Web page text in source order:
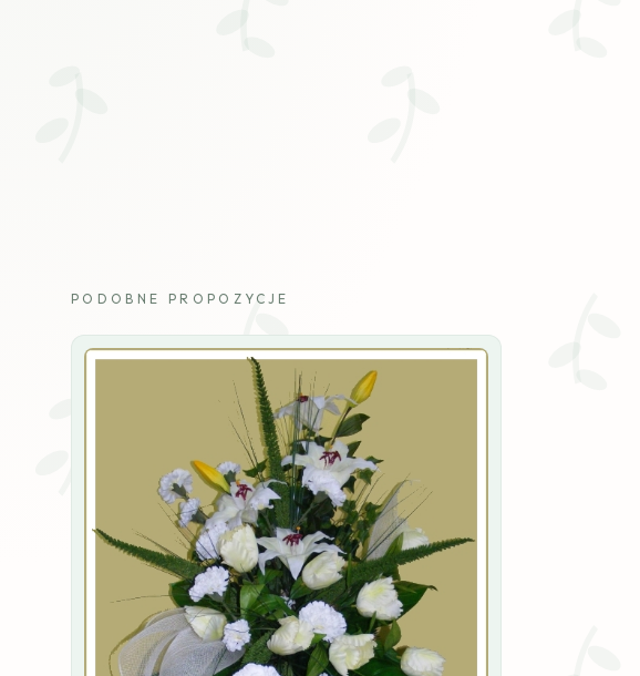
PODOBNE PROPOZYCJE